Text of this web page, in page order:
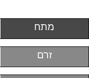
מתח
זרם